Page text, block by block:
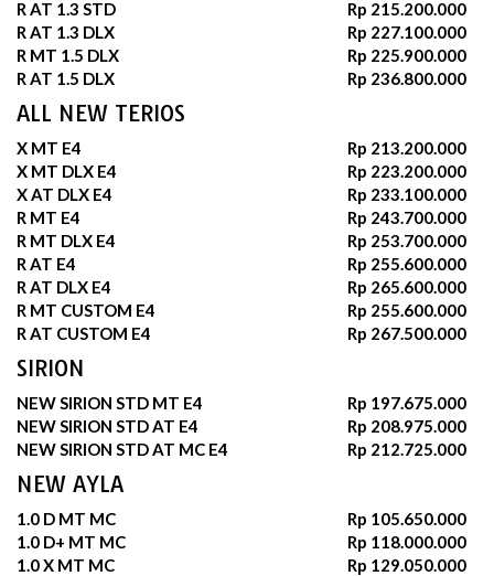
R AT 1.3 STD
Rp 215.200.000
R AT 1.3 DLX
Rp 227.100.000
R MT 1.5 DLX
Rp 225.900.000
R AT 1.5 DLX
Rp 236.800.000
ALL NEW TERIOS
X MT E4
Rp 213.200.000
X MT DLX E4
Rp 223.200.000
X AT DLX E4
Rp 233.100.000
R MT E4
Rp 243.700.000
R MT DLX E4
Rp 253.700.000
R AT E4
Rp 255.600.000
R AT DLX E4
Rp 265.600.000
R MT CUSTOM E4
Rp 255.600.000
R AT CUSTOM E4
Rp 267.500.000
SIRION
NEW SIRION STD MT E4
Rp 197.675.000
NEW SIRION STD AT E4
Rp 208.975.000
NEW SIRION STD AT MC E4
Rp 212.725.000
NEW AYLA
1.0 D MT MC
Rp 105.650.000
1.0 D+ MT MC
Rp 118.000.000
1.0 X MT MC
Rp 129.050.000